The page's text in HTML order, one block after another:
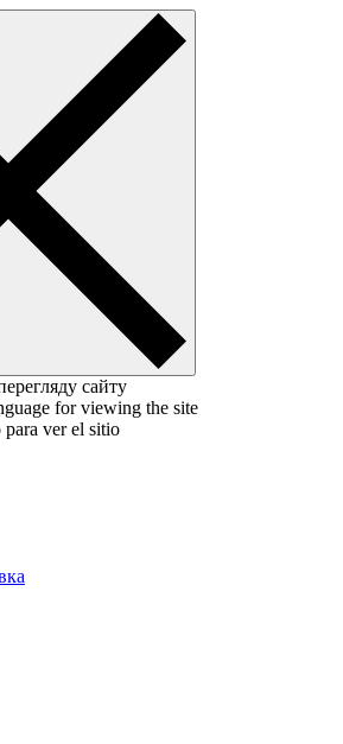
сайту
for viewing the site
ver el sitio